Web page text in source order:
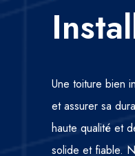
Une toiture bien
et assurer sa
haute qualité et
solide et fiable.